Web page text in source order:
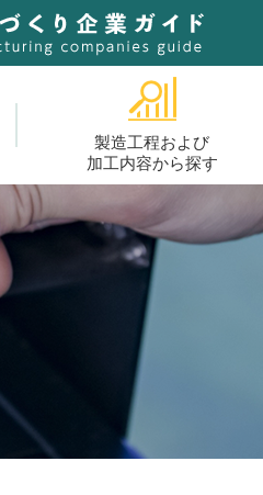
製造工程および
加工内容から探す